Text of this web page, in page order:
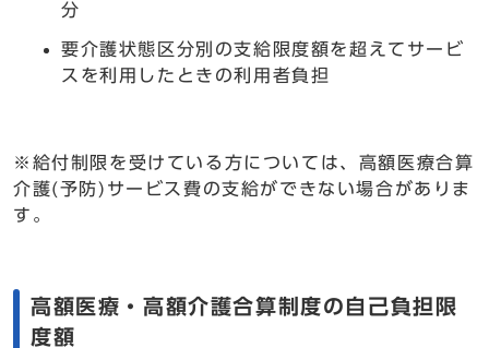
分
要介護状態区分別の支給限度額を超えてサービ
スを利用したときの利用者負担
※給付制限を受けている方については、高額医療合算
介護(予防)サービス費の支給ができない場合がありま
す。
高額医療・高額介護合算制度の自己負担限
度額